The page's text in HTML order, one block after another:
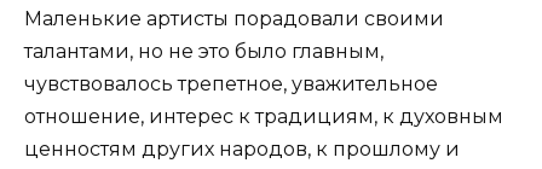
Маленькие артисты порадовали своими
талантами, но не это было главным,
чувствовалось трепетное, уважительное
отношение, интерес к традициям, к духовным
ценностям других народов, к прошлому и